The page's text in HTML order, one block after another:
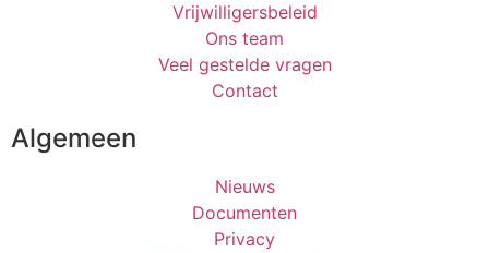
Vrijwilligersbeleid
Ons team
Veel gestelde vragen
Contact
Algemeen
Nieuws
Documenten
Privacy